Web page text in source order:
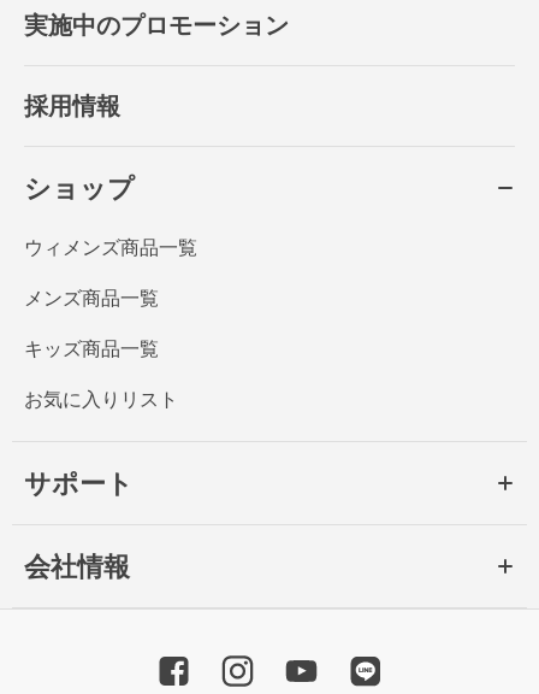
実施中のプロモーション
採用情報
ショップ
ウィメンズ商品一覧
メンズ商品一覧
キッズ商品一覧
お気に入りリスト
サポート
会社情報